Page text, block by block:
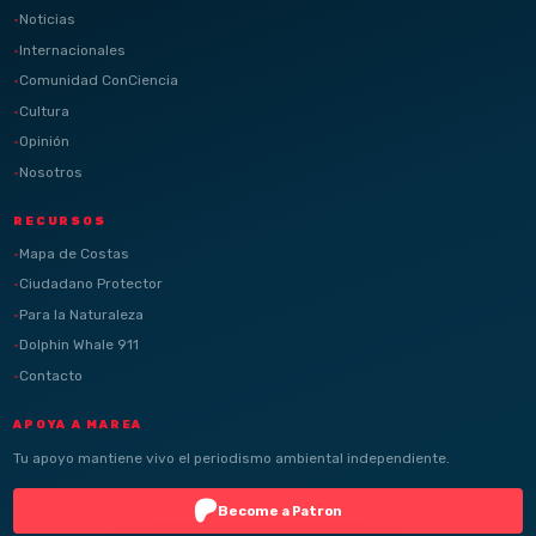
Noticias
Internacionales
Comunidad ConCiencia
Cultura
Opinión
Nosotros
RECURSOS
Mapa de Costas
Ciudadano Protector
Para la Naturaleza
Dolphin Whale 911
Contacto
APOYA A MAREA
Tu apoyo mantiene vivo el periodismo ambiental independiente.
Become a Patron